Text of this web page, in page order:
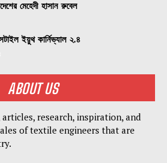
মেহেদী হাসান রুবেল
ইয়ুথ কার্নিভ্যাল ২.৪
ABOUT US
research, inspiration, and
of textile engineers that are